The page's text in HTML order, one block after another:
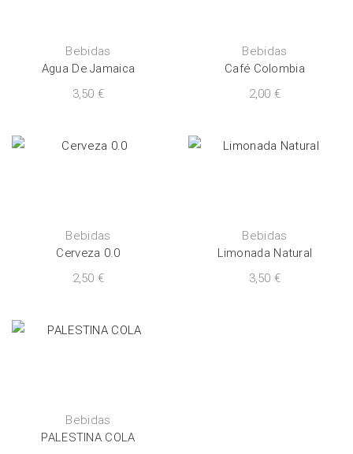
Bebidas
Agua De Jamaica
3,50€
Bebidas
Café Colombia
2,00€
Bebidas
Cerveza 0.0
2,50€
Bebidas
Limonada Natural
3,50€
Bebidas
PALESTINA COLA